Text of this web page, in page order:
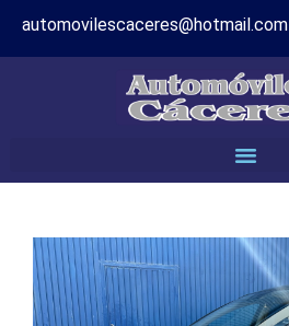
automovilescaceres@hotmail.com